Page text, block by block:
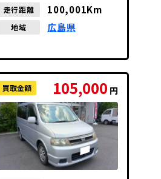
走行距離 100,001Km
地域 広島県
買取金額 105,000 円